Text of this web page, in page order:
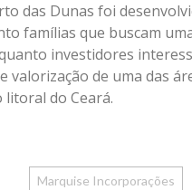
das Dunas foi
famílias que buscam
investidores
valorização de uma das
litoral do Ceará.
Marquise Incorporações